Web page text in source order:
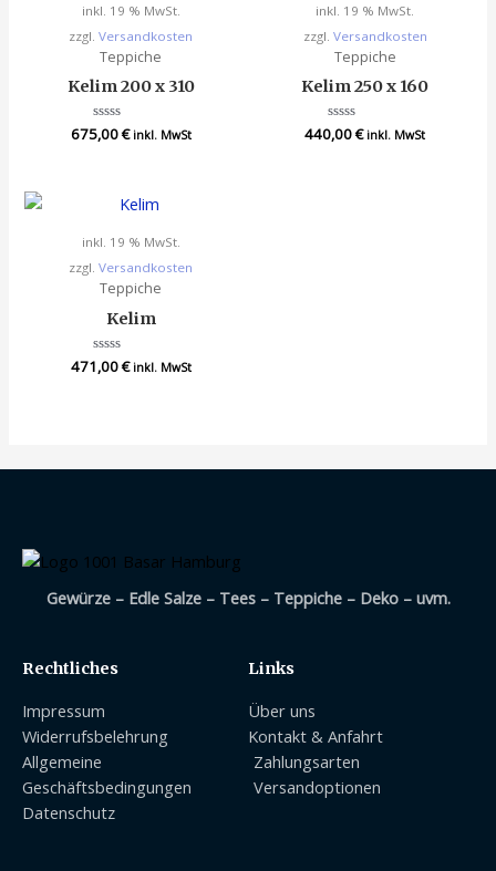
inkl. 19 % MwSt.
zzgl.Versandkosten
Teppiche
Kelim 200 x 310
Bewertet
mit
675,00€ inkl. MwSt
inkl. 19 % MwSt.
zzgl. Versandkosten
Teppiche
Kelim 250 x 160
Bewertet
mit
440,00€ inkl. MwSt
inkl. 19 % MwSt.
zzgl.Versandkosten
Teppiche
Kelim
Bewertet
mit
471,00€ inkl. MwSt
Gewürze – Edle Salze – Tees – Teppiche – Deko – uvm.
Rechtliches
Impressum
Widerrufsbelehrung
Allgemeine
Geschäftsbedingungen
Datenschutz
Links
Über uns
Kontakt & Anfahrt
Zahlungsarten
Versandoptionen